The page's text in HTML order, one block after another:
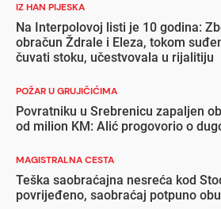
IZ HAN PIJESKA
Na Interpolovoj listi je 10 godina:
obračun Ždrale i Eleza, tokom
čuvati stoku, učestvovala u rijalitiju
POŽAR U GRUJIČIĆIMA
Povratniku u Srebrenicu zapaljen
od milion KM: Alić progovorio o
MAGISTRALNA CESTA
Teška saobraćajna nesreća kod
povrijeđeno, saobraćaj potpuno